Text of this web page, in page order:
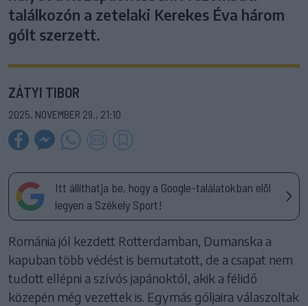
találkozón a zetelaki Kerekes Éva három
gólt szerzett.
ZÁTYI TIBOR
2025. NOVEMBER 29., 21:10
Itt állíthatja be, hogy a Google-találatokban elöl
legyen a Székely Sport!
Románia jól kezdett Rotterdamban, Dumanska a
kapuban több védést is bemutatott, de a csapat nem
tudott ellépni a szívós japánoktól, akik a félidő
közepén még vezettek is. Egymás góljaira válaszoltak